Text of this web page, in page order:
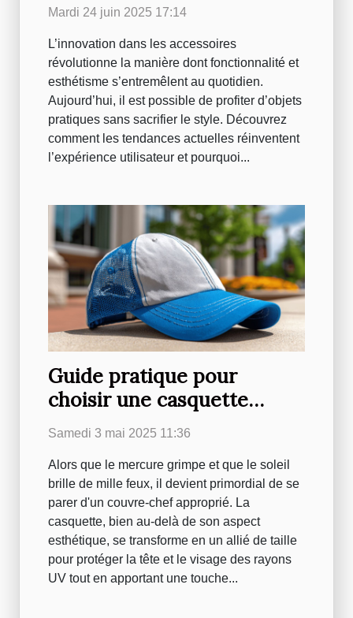
fonctionnalité
Mardi 24 juin 2025 17:14
L’innovation dans les accessoires
révolutionne la manière dont fonctionnalité et
esthétisme s’entremêlent au quotidien.
Aujourd’hui, il est possible de profiter d’objets
pratiques sans sacrifier le style. Découvrez
comment les tendances actuelles réinventent
l’expérience utilisateur et pourquoi...
Guide pratique pour
choisir une casquette
respirante en été
Samedi 3 mai 2025 11:36
Alors que le mercure grimpe et que le soleil
brille de mille feux, il devient primordial de se
parer d'un couvre-chef approprié. La
casquette, bien au-delà de son aspect
esthétique, se transforme en un allié de taille
pour protéger la tête et le visage des rayons
UV tout en apportant une touche...